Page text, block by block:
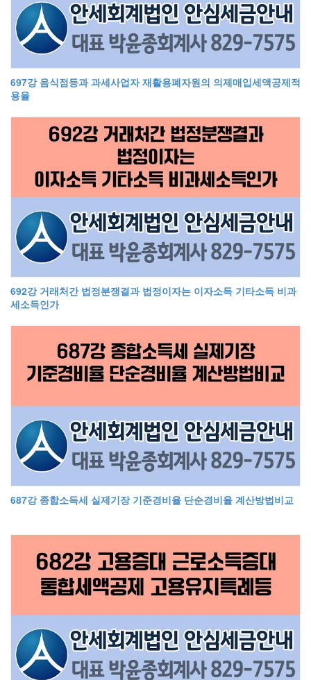
697강 음식점등과 과세사업자 재활용폐자원의 의제매입세액공제적
용율
692강 거래처간 법정분쟁결과 법정이자는 이자소득 기타소득 비과
세소득인가
687강 종합소득세 실제기장 기준경비율 단순경비율 계산방법비교